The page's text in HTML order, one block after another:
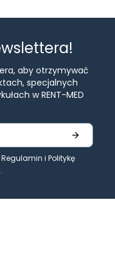
aby otrzymywać
specjalnych
w RENT-MED
Regulamin i Politykę
.